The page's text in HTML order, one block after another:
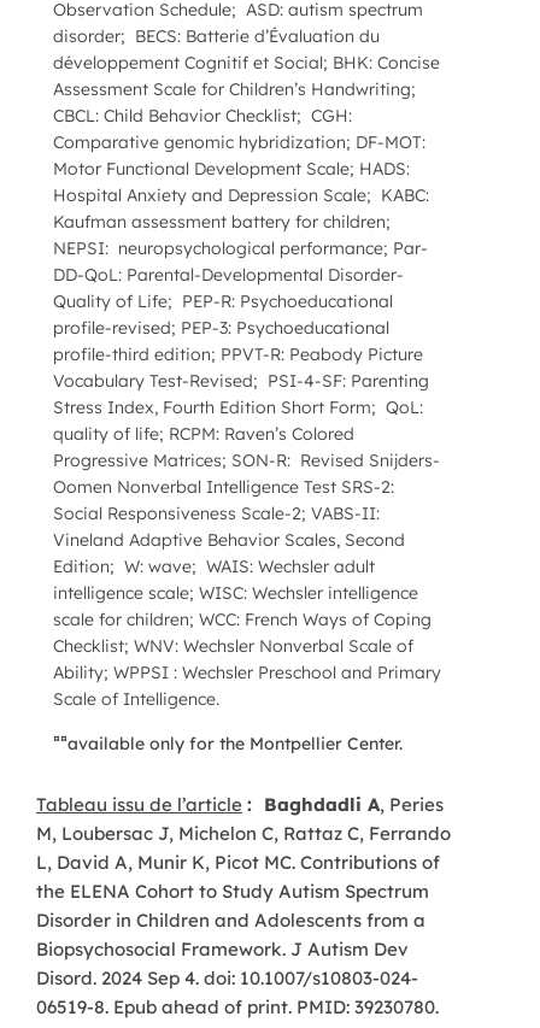
Observation Schedule; ASD: autism spectrum
disorder; BECS: Batterie d’Évaluation du
développement Cognitif et Social; BHK: Concise
Assessment Scale for Children’s Handwriting;
CBCL: Child Behavior Checklist; CGH:
Comparative genomic hybridization; DF-MOT:
Motor Functional Development Scale; HADS:
Hospital Anxiety and Depression Scale; KABC:
Kaufman assessment battery for children;
NEPSI: neuropsychological performance; Par-
DD-QoL: Parental-Developmental Disorder-
Quality of Life; PEP-R: Psychoeducational
profile-revised; PEP-3: Psychoeducational
profile-third edition; PPVT-R: Peabody Picture
Vocabulary Test-Revised; PSI-4-SF: Parenting
Stress Index, Fourth Edition Short Form; QoL:
quality of life; RCPM: Raven’s Colored
Progressive Matrices; SON-R: Revised Snijders-
Oomen Nonverbal Intelligence Test SRS-2:
Social Responsiveness Scale-2; VABS-II:
Vineland Adaptive Behavior Scales, Second
Edition; W: wave; WAIS: Wechsler adult
intelligence scale; WISC: Wechsler intelligence
scale for children; WCC: French Ways of Coping
Checklist; WNV: Wechsler Nonverbal Scale of
Ability; WPPSI : Wechsler Preschool and Primary
Scale of Intelligence.
¤¤available only for the Montpellier Center.
Tableau issu de l’article : Baghdadli A, Peries
M, Loubersac J, Michelon C, Rattaz C, Ferrando
L, David A, Munir K, Picot MC. Contributions of
the ELENA Cohort to Study Autism Spectrum
Disorder in Children and Adolescents from a
Biopsychosocial Framework. J Autism Dev
Disord. 2024 Sep 4. doi: 10.1007/s10803-024-
06519-8. Epub ahead of print. PMID: 39230780.